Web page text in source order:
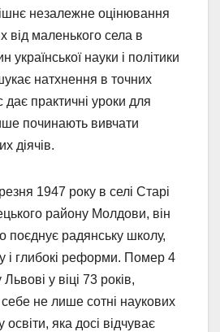
незалежне оцінювання
маленького села в
науки і політики
натхнення в точних
дає практичні уроки для
починають вивчати
діячів.
1947 року в селі Старі
району Молдови, він
радянську школу,
і глибокі реформи. Помер 4
у віці 73 років,
не лише сотні наукових
яка досі відчуває